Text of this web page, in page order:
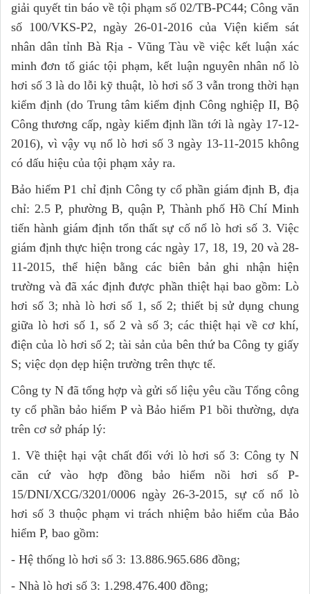
giải quyết tin báo về tội phạm số 02/TB-PC44; Công văn
số 100/VKS-P2, ngày 26-01-2016 của Viện kiểm sát
nhân dân tỉnh Bà Rịa - Vũng Tàu về việc kết luận xác
minh đơn tố giác tội phạm, kết luận nguyên nhân nổ lò
hơi số 3 là do lỗi kỹ thuật, lò hơi số 3 vẫn trong thời hạn
kiểm định (do Trung tâm kiểm định Công nghiệp II, Bộ
Công thương cấp, ngày kiểm định lần tới là ngày 17-12-
2016), vì vậy vụ nổ lò hơi số 3 ngày 13-11-2015 không
có dấu hiệu của tội phạm xảy ra.
Bảo hiểm P1 chỉ định Công ty cổ phần giám định B, địa
chỉ: 2.5 P, phường B, quận P, Thành phố Hồ Chí Minh
tiến hành giám định tổn thất sự cố nổ lò hơi số 3. Việc
giám định thực hiện trong các ngày 17, 18, 19, 20 và 28-
11-2015, thể hiện bằng các biên bản ghi nhận hiện
trường và đã xác định được phần thiệt hại bao gồm: Lò
hơi số 3; nhà lò hơi số 1, số 2; thiết bị sử dụng chung
giữa lò hơi số 1, số 2 và số 3; các thiệt hại về cơ khí,
điện của lò hơi số 2; tài sản của bên thứ ba Công ty giấy
S; việc dọn dẹp hiện trường trên thực tế.
Công ty N đã tổng hợp và gửi số liệu yêu cầu Tổng công
ty cổ phần bảo hiểm P và Bảo hiểm P1 bồi thường, dựa
trên cơ sở pháp lý:
1. Về thiệt hại vật chất đối với lò hơi số 3: Công ty N
căn cứ vào hợp đồng bảo hiểm nồi hơi số P-
15/DNI/XCG/3201/0006 ngày 26-3-2015, sự cố nổ lò
hơi số 3 thuộc phạm vi trách nhiệm bảo hiểm của Bảo
hiểm P, bao gồm:
- Hệ thống lò hơi số 3: 13.886.965.686 đồng;
- Nhà lò hơi số 3: 1.298.476.400 đồng;